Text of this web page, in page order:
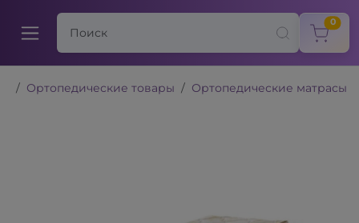
0
Ортопедические товары Ортопедические матрасы